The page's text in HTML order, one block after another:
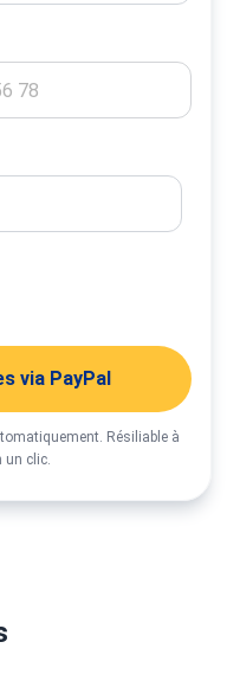
via PayPal
Résiliable à
un clic.